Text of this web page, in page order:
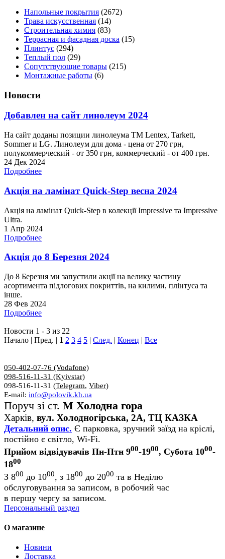
Напольные покрытия (2672)
Трава искусственная (14)
Строительная химия (83)
Террасная и фасадная доска (15)
Плинтус (294)
Теплый пол (29)
Сопутствующие товары (215)
Монтажные работы (6)
Новости
Добавлен на сайт линолеум 2024
На сайт доданы позиции линолеума ТМ Lentex, Tarkett,
Sommer и LG. Линолеум для дома - цена от 270 грн,
полукоммерческий - от 350 грн, коммерческий - от 400 грн.
24 Дек 2024
Подробнее
Акція на ламінат Quick-Step весна 2024
Акція на ламінат Quick-Step в колекції Impressive та Impressive
Ultra.
1 Апр 2024
Подробнее
Акція до 8 Березня 2024
До 8 Березня ми запустили акції на велику частину
асортимента підлогових покриттів, на килими, плінтуса та
інше.
28 Фев 2024
Подробнее
Новости 1 - 3 из 22
Начало | Пред. | 1 2 3 4 5 | След. | Конец | Все
050-402-07-76 (Vodafone)
098-516-11-31 (Kyivstar)
098-516-11-31 (Telegram, Viber)
E-mail: info@polovik.kh.ua
Поруч зі ст. М Холодна гора
Харків, вул. Холодногірська, 2А, ТЦ КАЗКА
Детальний опис. Є парковка, зручний заїзд на кріслі,
постійно є світло, Wi-Fi.
Прийом відвідувачів Пн-Птн 900-1900, Субота 1000-
1800
З 800 до 1000, з 1800 до 2000 та в Неділю
обслуговування за записом, в робочий час
в першу чергу за записом.
Персональный раздел
О магазине
Новини
Доставка